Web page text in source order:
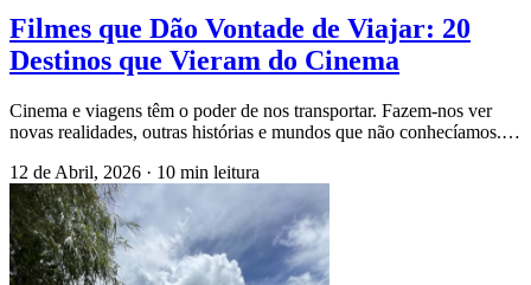
Filmes que Dão Vontade de Viajar: 20
Destinos que Vieram do Cinema
Cinema e viagens têm o poder de nos transportar. Fazem-nos ver
novas realidades, outras histórias e mundos que não conhecíamos.…
12 de Abril, 2026 · 10 min leitura